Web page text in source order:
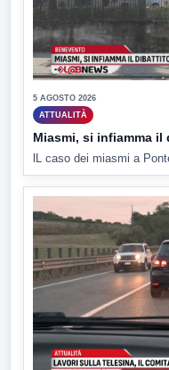
5 AGOSTO 2026
ATTUALITÀ
Miasmi, si infiamma
lL caso dei miasmi a